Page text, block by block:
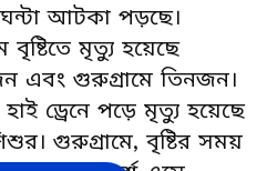
আটকা পড়ছে।
মৃত্যু হয়েছে
এবং গুরুগ্রামে তিনজন।
হাই ড্রেনে পড়ে মৃত্যু হয়েছে
গুরুগ্রামে, বৃষ্টির সময়